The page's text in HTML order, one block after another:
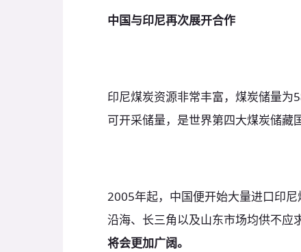
中国与印尼再次展开合作
印尼煤炭资源非常丰富，煤炭储量
可开采储量，是世界第四大煤炭储藏
2005年起，中国便开始大量进口印
沿海、长三角以及山东市场均供不应求
将会更加广阔。